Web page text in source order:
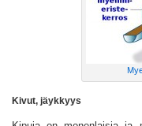
Kivut, jäykkyys